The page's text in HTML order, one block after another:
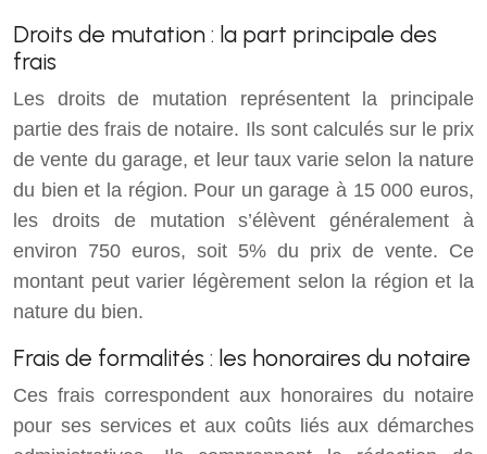
Droits de mutation : la part principale des
frais
Les droits de mutation représentent la principale
partie des frais de notaire. Ils sont calculés sur le prix
de vente du garage, et leur taux varie selon la nature
du bien et la région. Pour un garage à 15 000 euros,
les droits de mutation s’élèvent généralement à
environ 750 euros, soit 5% du prix de vente. Ce
montant peut varier légèrement selon la région et la
nature du bien.
Frais de formalités : les honoraires du notaire
Ces frais correspondent aux honoraires du notaire
pour ses services et aux coûts liés aux démarches